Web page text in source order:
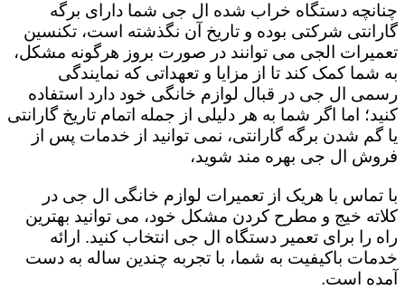
چنانچه دستگاه خراب شده ال جی شما دارای برگه
گارانتی شرکتی بوده و تاریخ آن نگذشته است، تکنسین
تعمیرات الجی می توانند در صورت بروز هرگونه مشکل،
به شما کمک کند تا از مزایا و تعهداتی که نمایندگی
رسمی ال جی در قبال لوازم خانگی خود دارد استفاده
کنید؛ اما اگر شما به هر دلیلی از جمله اتمام تاریخ گارانتی
یا گم شدن برگه گارانتی، نمی توانید از خدمات پس از
فروش ال جی بهره مند شوید،
با تماس با هریک از تعمیرات لوازم خانگی ال جی در
کلاته خیج و مطرح کردن مشکل خود، می توانید بهترین
راه را برای تعمیر دستگاه ال جی انتخاب کنید. ارائه
خدمات باکیفیت به شما، با تجربه چندین ساله به دست
آمده است.